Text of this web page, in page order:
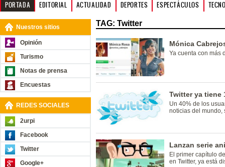
PORTADA EDITORIAL ACTUALIDAD DEPORTES ESPECTÁCULOS
Nuestros sitios
Opinión
Turismo
Notas de prensa
Encuestas
REDES SOCIALES
2urpi
Facebook
Twitter
Google+
TAG: Twitter
Mónica
Ya cuenta con más
Twitter ya tiene
Un 40% de los
noticias del mundo,
Lanzan serie
El primer capítulo
en Twitter, ya está